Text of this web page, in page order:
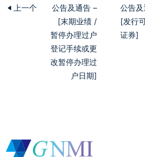
上一个
公告及通告 –
[末期业绩 /
暂停办理过户
登记手续或更
改暂停办理过
户日期]
公告
[发行
证券]